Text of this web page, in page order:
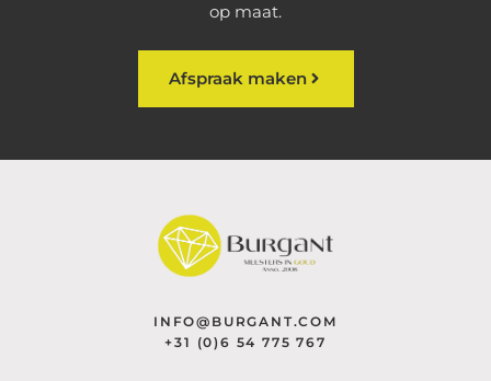
op maat.
Afspraak maken
INFO@BURGANT.COM
+31 (0)6 54 775 767